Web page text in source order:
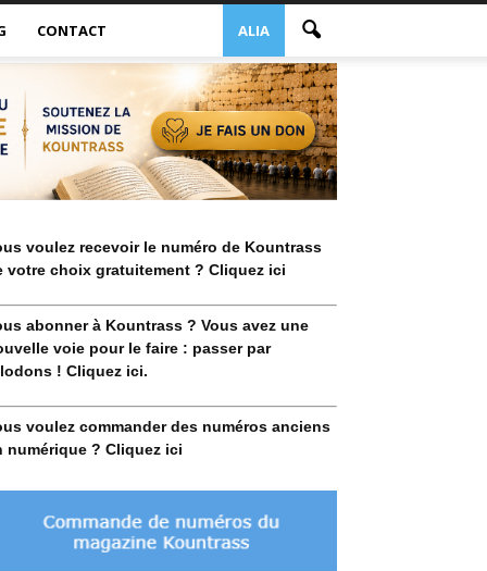
ALIA
CONTACT
voulez recevoir le numéro de Kountrass
votre choix gratuitement ? Cliquez ici
abonner à Kountrass ? Vous avez une
voie pour le faire : passer par
! Cliquez ici.
voulez commander des numéros anciens
numérique ? Cliquez ici